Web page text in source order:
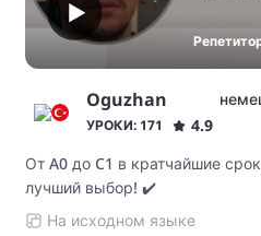
Oguzhan
УРОКИ: 171
4.9
От A0 до C1 в кратчайшие
лучший выбор! ✔️
На исходном языке